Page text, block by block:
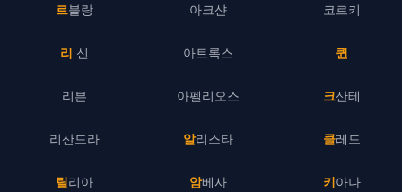
르블랑
리 신
리븐
리산드라
릴리아
아크샨
아트록스
아펠리오스
알리스타
암베사
코르키
퀸
크산테
클레드
키아나